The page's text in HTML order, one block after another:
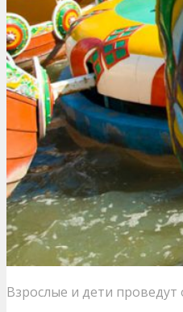
Взрослые и дети